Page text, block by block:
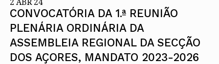
CONVOCATÓRIA DA 1.ª REUNIÃO
PLENÁRIA ORDINÁRIA DA
ASSEMBLEIA REGIONAL DA SECÇÃO
DOS AÇORES, MANDATO 2023-2026